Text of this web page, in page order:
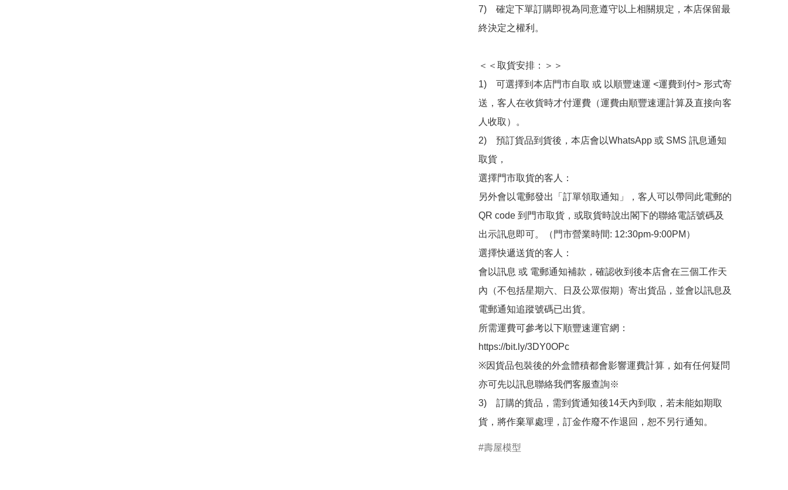
7)　確定下單訂購即視為同意遵守以上相關規定，本店保留最
終決定之權利。
＜＜取貨安排：＞＞
1)　可選擇到本店門市自取 或 以順豐速運 <運費到付> 形式寄
送，客人在收貨時才付運費（運費由順豐速運計算及直接向客
人收取）。
2)　預訂貨品到貨後，本店會以WhatsApp 或 SMS 訊息通知
取貨，
選擇門市取貨的客人：
另外會以電郵發出「訂單領取通知」，客人可以帶同此電郵的
QR code 到門市取貨，或取貨時說出閣下的聯絡電話號碼及
出示訊息即可。（門市營業時間: 12:30pm-9:00PM）
選擇快遞送貨的客人：
會以訊息 或 電郵通知補款，確認收到後本店會在三個工作天
內（不包括星期六、日及公眾假期）寄出貨品，並會以訊息及
電郵通知追蹤號碼已出貨。
所需運費可參考以下順豐速運官網：
https://bit.ly/3DY0OPc
※因貨品包裝後的外盒體積都會影響運費計算，如有任何疑問
亦可先以訊息聯絡我們客服查詢※
3)　訂購的貨品，需到貨通知後14天內到取，若未能如期取
貨，將作棄單處理，訂金作廢不作退回，恕不另行通知。
壽屋模型